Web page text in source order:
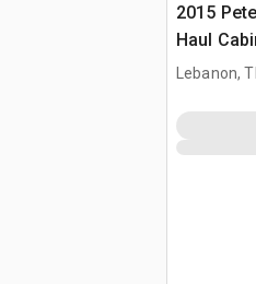
2015
Haul
per
Lebanon,